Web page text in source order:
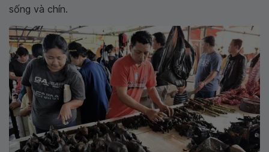
sống và chín.